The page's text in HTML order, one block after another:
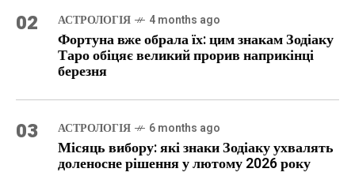
02 АСТРОЛОГІЯ 4 months ago
Фортуна вже обрала їх: цим знакам Зодіаку
Таро обіцяє великий прорив наприкінці
березня
03 АСТРОЛОГІЯ 6 months ago
Місяць вибору: які знаки Зодіаку ухвалять
доленосне рішення у лютому 2026 року